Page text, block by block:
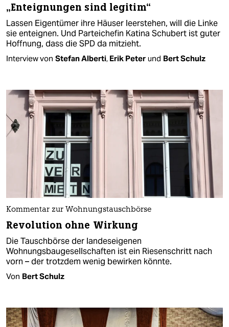
„Enteignungen sind legitim“
Lassen Eigentümer ihre Häuser leerstehen, will die Linke
sie enteignen. Und Parteichefin Katina Schubert ist guter
Hoffnung, dass die SPD da mitzieht.
Interview von Stefan Alberti, Erik Peter und Bert Schulz
Kommentar zur Wohnungstauschbörse
Revolution ohne Wirkung
Die Tauschbörse der landeseigenen
Wohnungsbaugesellschaften ist ein Riesenschritt nach
vorn – der trotzdem wenig bewirken könnte.
Von Bert Schulz